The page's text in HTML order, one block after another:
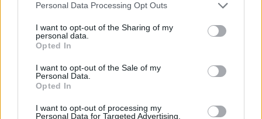
Personal Data Processing Opt Outs
I want to opt-out of the Sharing of my
personal data.
Opted In
I want to opt-out of the Sale of my
Personal Data.
Opted In
I want to opt-out of processing my
Personal Data for Targeted Advertising.